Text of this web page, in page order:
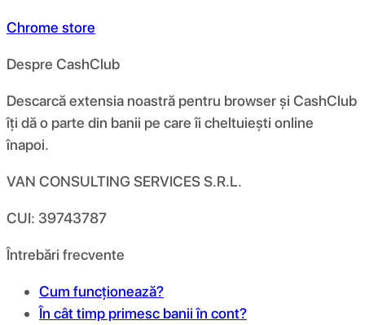
Chrome store
Despre CashClub
Descarcă extensia noastră pentru browser și CashClub
îți dă o parte din banii pe care îi cheltuiești online
înapoi.
VAN CONSULTING SERVICES S.R.L.
CUI: 39743787
Întrebări frecvente
Cum funcționează?
În cât timp primesc banii în cont?